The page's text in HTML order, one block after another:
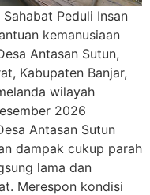
Peduli Insan
kemanusiaan
Antasan Sutun,
Kabupaten Banjar,
wilayah
2026
Antasan Sutun
dampak cukup parah
lama dan
Merespon kondisi